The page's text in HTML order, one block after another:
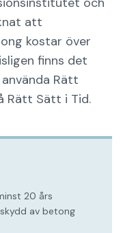
att
kostar över
finns det
Rätt
Rätt Sätt i Tid.
20 års
av betong